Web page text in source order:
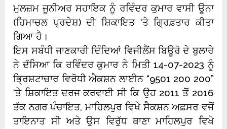
ਮੁਲਜ਼ਮ ਜੂਨੀਅਰ ਸਹਾਇਕ ਨੂੰ ਰਵਿੰਦਰ ਕੁਮਾਰ ਵਾਸੀ ਊਨਾ
(ਹਿਮਾਚਲ ਪ੍ਰਦੇਸ਼) ਦੀ ਸ਼ਿਕਾਇਤ ‘ਤੇ ਗ੍ਰਿਫ਼ਤਾਰ ਕੀਤਾ
ਗਿਆ ਹੈ।
ਇਸ ਸਬੰਧੀ ਜਾਣਕਾਰੀ ਦਿੰਦਿਆਂ ਵਿਜੀਲੈਂਸ ਬਿਊਰੋ ਦੇ ਬੁਲਾਰੇ
ਨੇ ਦੱਸਿਆ ਕਿ ਰਵਿੰਦਰ ਕੁਮਾਰ ਨੇ ਮਿਤੀ 14-07-2023 ਨੂੰ
ਭ੍ਰਿਸ਼ਟਾਚਾਰ ਵਿਰੋਧੀ ਐਕਸ਼ਨ ਲਾਈਨ “9501 200 200”
‘ਤੇ ਸ਼ਿਕਾਇਤ ਦਰਜ ਕਰਵਾਈ ਸੀ ਕਿ ਉਹ 2011 ਤੋਂ 2016
ਤੱਕ ਨਗਰ ਪੰਚਾਇਤ, ਮਾਹਿਲਪੁਰ ਵਿਖੇ ਸੈਕਸ਼ਨ ਅਫ਼ਸਰ ਵਜੋਂ
ਤਾਇਨਾਤ ਸੀ ਅਤੇ ਉਸ ਵਿਰੁੱਧ ਥਾਣਾ ਮਾਹਿਲਪੁਰ ਵਿਖੇ